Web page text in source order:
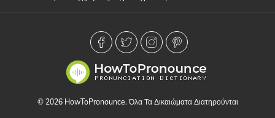
© 2026 HowToPronounce. Όλα Τα Δικαιώματα Διατηρούνται